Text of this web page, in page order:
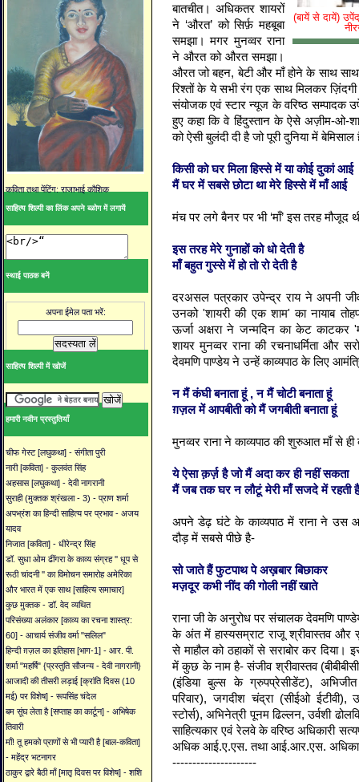
कविता तथा पेंटिंग: राजाभाई कौशिक
साहित्य शिल्पी का लिंक अपने ब्ळोग में लगायें
स्थाई पाठक बनें
अपना ईमेल पता भरें:
साहित्य शिल्पी में खोजें
हमारी नवीन प्रस्तुतियाँ
चीफ गेस्ट [लघुकथा] - संगीता पुरी
नारी [कविता] - कुलवंत सिंह
अहसास [लघुकथा] - देवी नागरानी
सुराही (मुक्तक श्रंखला - 3) - प्राण शर्मा
अपभ्रंश का हिन्दी साहित्य पर प्रभाव - अजय
यादव
निजात [कविता] - धीरेन्द्र सिंह
डॉ. सुधा ओम ढींगरा के काव्य संग्रह '' धूप से
रूठी चांदनी '' का विमोचन समारोह अमेरिका
और भारत में एक साथ [साहित्य समाचार]
कुछ मुक्तक - डॉ. वेद व्यथित
परिसंख्या अलंकार [काव्य का रचना शास्त्र:
60] - आचार्य संजीव वर्मा "सलिल"
हिन्दी ग़ज़ल का इतिहास [भाग-1] - आर. पी.
शर्मा "महर्षि" {प्रस्तुति सौजन्य - देवी नागरानी}
आजादी की तीसरी लड़ाई [क्रांति दिवस (10
मई) पर विशेष] - रूपसिंह चंदेल
बम सूंघ लेता है [सप्ताह का कार्टून] - अभिषेक
तिवारी
माँ! तू हमको प्राणों से भी प्यारी है [बाल-कविता]
- महेंद्र भटनागर
ठाकुर द्वारे बैठी माँ [मातृ दिवस पर विशेष] - शशि
(बायें से दायें)
बातचीत। अधिकतर शायरों
ने ‘औरत’को सिर्फ़ महबूबा
समझा। मगर मुनव्वर राना
ने औरत को औरत समझा।
औरत जो बहन,बेटी और माँ होने के साथ साथ
रिश्तों के ये सभी रंग एक साथ मिलकर ज़िंदगी
संयोजक एवं स्टार न्यूज के वरिष्ठ सम्पादक
हुए कहा कि वे हिंदुस्तान के ऐसे अज़ीम-ओ-
को ऐसी बुलंदी दी है जो पूरी दुनिया में बेमिसाल
किसी को घर मिला हिस्से में या कोई दुकां आई
मैं घर में सबसे छोटा था मेरे हिस्से में माँ आई
मंच पर लगे बैनर पर भी‘माँ’इस तरह मौजूद
इस तरह मेरे गुनाहों को धो देती है
माँ बहुत गुस्से में हो तो रो देती है
दरअसल पत्रकार उपेन्द्र राय ने अपनी
उनको'शायरी की एक शाम'का नायाब
ऊर्जा अक्षरा ने जन्मदिन का केट काटकर '
शायर मुनव्वर राना की रचनाधर्मिता और
देवमणि पाण्डेय ने उन्हें काव्यपाठ के लिए
न मैं कंघी बनाता हूं,न मैं चोटी बनाता हूं
ग़ज़ल में आपबीती को मैं जगबीती बनाता हूं
मुनव्वर राना ने काव्यपाठ की शुरुआत माँ से ही
ये ऐसा क़र्ज़ है जो मैं अदा कर ही नहीं सकता
मैं जब तक घर न लौटूं मेरी माँ सजदे में रहती है
अपने डेढ़ घंटे के काव्यपाठ में राना ने उस
दौड़ में सबसे पीछे है-
सो जाते हैं फुटपाथ पे अख़बार बिछाकर
मज़दूर कभी नींद की गोली नहीं खाते
राना जी के अनुरोध पर संचालक देवमणि
के अंत में हास्यसम्राट राजू श्रीवास्तव और
से माहौल को ठहाकों से सराबोर कर दिया।
में कुछ के नाम है-संजीव श्रीवास्तव(बीबीबीसी
(इंडिया बुल्स के ग्रुपप्रेसीडेंट), अभिजीत
परिवार),जगदीश चंद्रा(सीईओ ईटीवी),
स्टोर्स),अभिनेत्री पूनम ढिल्लन,उर्वशी
साहित्यकार एवं रेलवे के वरिष्ठ अधिकारी
अधिक आई.ए.एस.तथा आई.आर.एस.
---------------------